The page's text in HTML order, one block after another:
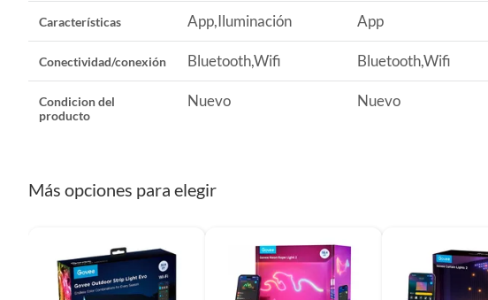
Características App,Iluminación App
Conectividad/conexión Bluetooth,Wifi Bluetooth,Wifi
Condicion del
producto
Nuevo Nuevo
Más opciones para elegir